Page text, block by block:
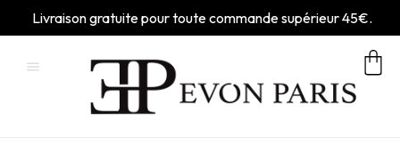
Livraison gratuite pour toute commande supérieur 45€.
